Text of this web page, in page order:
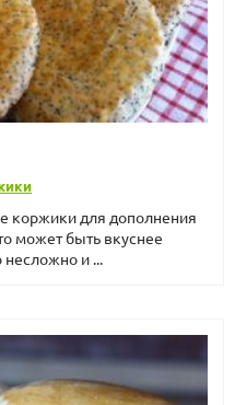
коржики для дополнения
может быть вкуснее
несложно и ...